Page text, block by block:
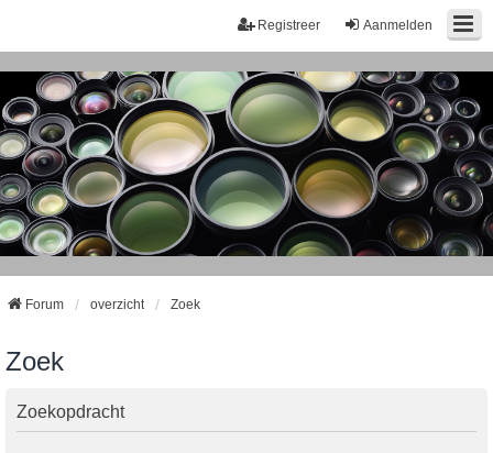
Aanmelden
Registreer
Forum overzicht Zoek
Zoek
Zoekopdracht